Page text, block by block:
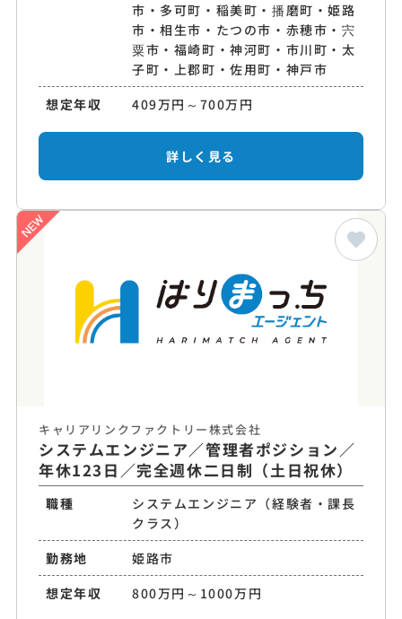
市・多可町・稲美町・播磨町・姫路
市・相生市・たつの市・赤穂市・宍
粟市・福崎町・神河町・市川町・太
子町・上郡町・佐用町・神戸市
想定年収
409万円～700万円
詳しく見る
キャリアリンクファクトリー株式会社
システムエンジニア／管理者ポジション／
年休123日／完全週休二日制（土日祝休）
職種
システムエンジニア（経験者・課長
クラス）
勤務地
姫路市
想定年収
800万円～1000万円